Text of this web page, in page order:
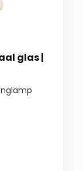
glas |